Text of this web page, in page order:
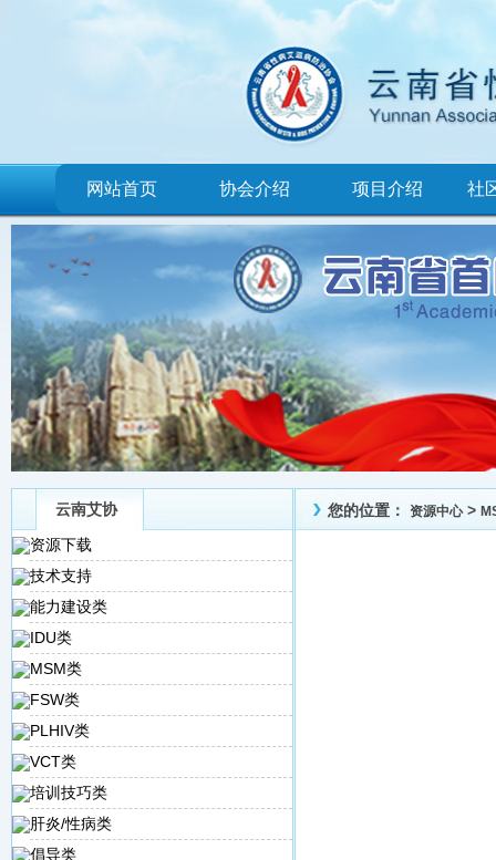
网站首页 协会介绍 项目介绍 社
云南艾协
资源下载
技术支持
能力建设类
IDU类
MSM类
FSW类
PLHIV类
VCT类
培训技巧类
肝炎/性病类
倡导类
您的位置： 资源中心>